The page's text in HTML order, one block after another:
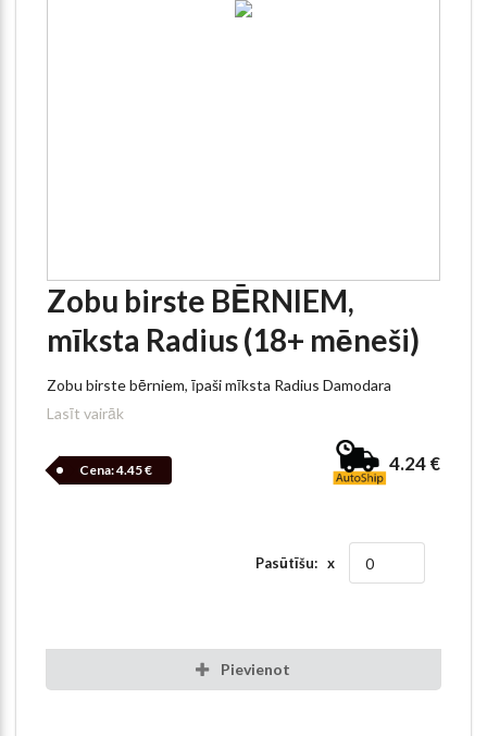
Zobu birste BĒRNIEM,
mīksta Radius (18+ mēneši)
Zobu birste bērniem, īpaši mīksta Radius Damodara
Lasīt vairāk
Cena:4.45 € 4.24 €
Pasūtīšu: x
Pievienot